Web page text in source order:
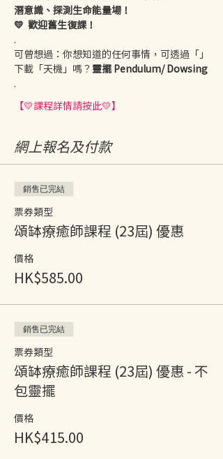
潛意識、探測生命能量場！
💛  歡迎舊生復課！
.
可曾想過：你想知道的任何事情，可透過「 」
下載「天機」嗎？ 靈擺 Pendulum/ Dowsing
.
【💛課程詳情請按此💛】
網上報名及付款
銷售已完結
票券類型
頌缽療癒師課程 (23屆) 優惠
價格
HK$585.00
銷售已完結
票券類型
頌缽療癒師課程 (23屆) 優惠 - 不
包靈擺
價格
HK$415.00